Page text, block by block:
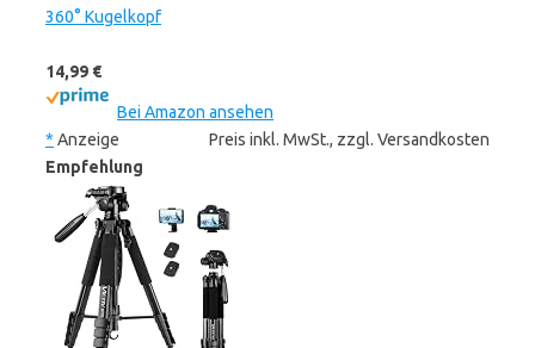
360° Kugelkopf
14,99 €
Bei Amazon ansehen
* Anzeige
Preis inkl. MwSt., zzgl. Versandkosten
Empfehlung